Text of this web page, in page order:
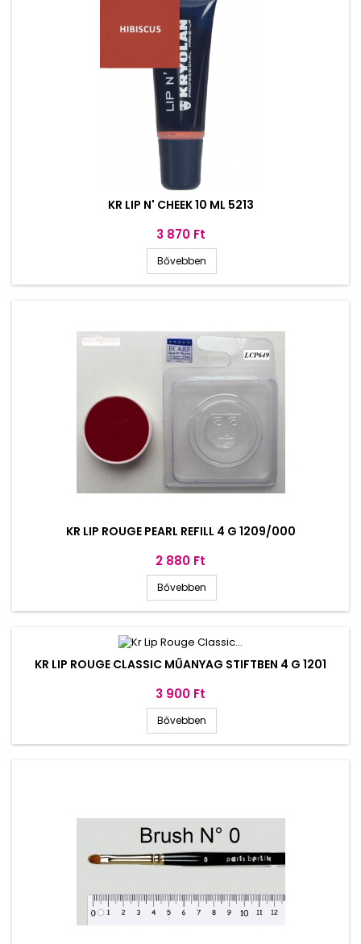
KR LIP N' CHEEK 10 ML 5213
Ár
3 870 Ft
Bővebben
KR LIP ROUGE PEARL REFILL 4 G 1209/000
Ár
2 880 Ft
Bővebben
KR LIP ROUGE CLASSIC MŰANYAG STIFTBEN 4 G 1201
Ár
3 900 Ft
Bővebben